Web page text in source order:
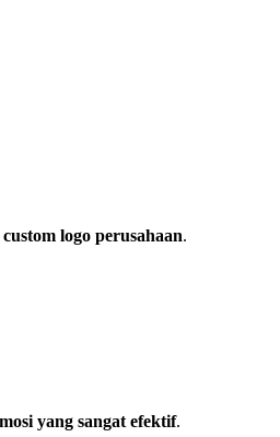
logo perusahaan.
yang sangat efektif.